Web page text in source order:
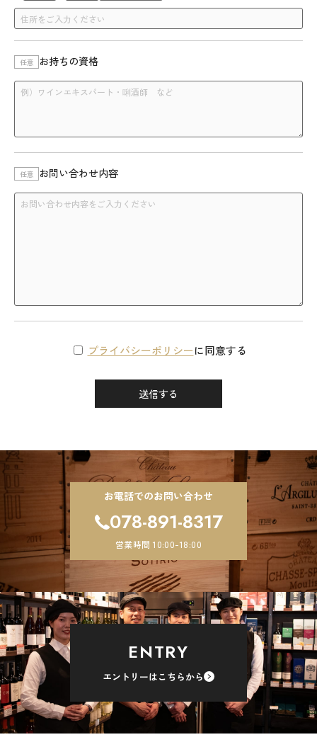
任意 お持ちの資格
任意 お問い合わせ内容
プライバシーポリシーに同意する
お電話でのお問い合わせ
078-891-8317
営業時間 10:00-18:00
ENTRY
エントリーはこちらから